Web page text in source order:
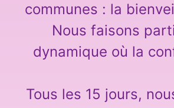
communes : la
Nous faisons
dynamique où la
Tous les 15 jours,